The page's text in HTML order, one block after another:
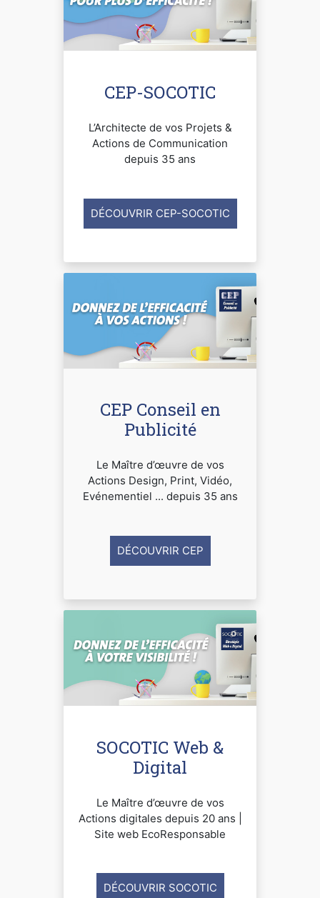
CEP-SOCOTIC
L’Architecte de vos Projets &
Actions de Communication
depuis 35 ans
DÉCOUVRIR CEP-SOCOTIC
CEP Conseil en
Publicité
Le Maître d’œuvre de vos
Actions Design, Print, Vidéo,
Evénementiel ... depuis 35 ans
DÉCOUVRIR CEP
SOCOTIC Web &
Digital
Le Maître d’œuvre de vos
Actions digitales depuis 20 ans |
Site web EcoResponsable
DÉCOUVRIR SOCOTIC